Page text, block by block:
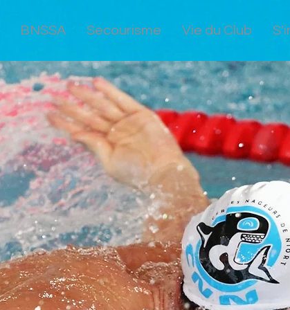
BNSSA Secourisme Vie du Club